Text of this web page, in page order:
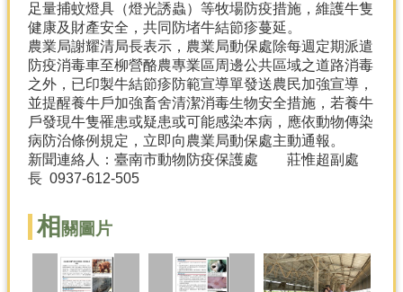
分
檢
足量捕蚊燈具（燈光誘蟲）等牧場防疫措施，維護牛隻
健康及財產安全，共同防堵牛結節疹蔓延。
農業局謝耀清局長表示，農業局動保處除每週定期派遣
防疫消毒車至柳營酪農專業區周邊公共區域之道路消毒
之外，已印製牛結節疹防範宣導單發送農民加強宣導，
並提醒養牛戶加強畜舍清潔消毒生物安全措施，若養牛
戶發現牛隻罹患或疑患或可能感染本病，應依動物傳染
病防治條例規定，立即向農業局動保處主動通報。
新聞連絡人：臺南市動物防疫保護處 莊惟超副處
長 0937-612-505
相 關圖片